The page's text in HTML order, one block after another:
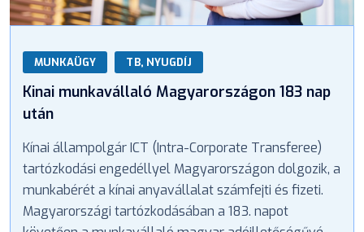
MUNKAÜGY TB, NYUGDÍJ
Kinai munkavállaló Magyarországon 183 nap
után
Kínai állampolgár ICT (Intra-Corporate Transferee)
tartózkodási engedéllyel Magyarországon dolgozik, a
munkabérét a kínai anyavállalat számfejti és fizeti.
Magyarországi tartózkodásában a 183. napot